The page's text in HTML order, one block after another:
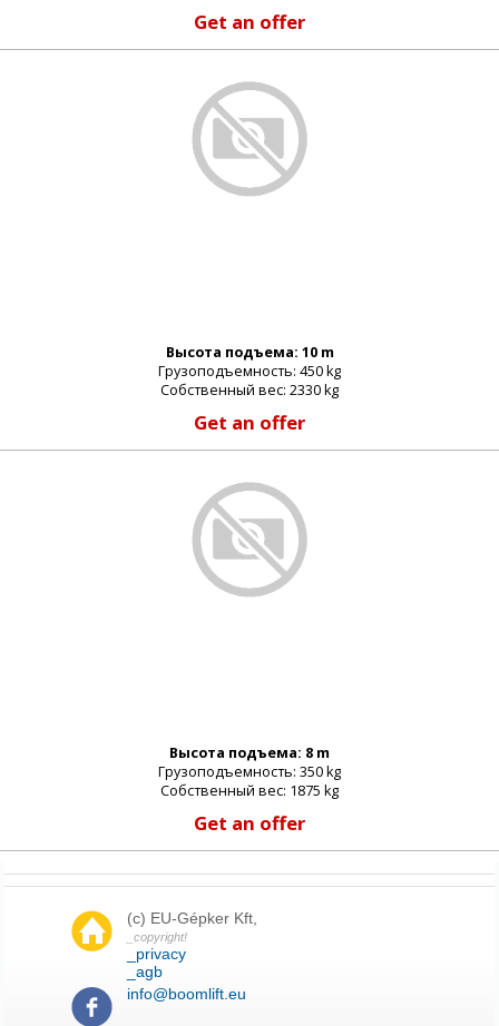
Get an offer
Высота подъема: 10 m
Грузоподъемность: 450 kg
Собственный вес: 2330 kg
Get an offer
Высота подъема: 8 m
Грузоподъемность: 350 kg
Собственный вес: 1875 kg
Get an offer
(c) EU-Gépker Kft,
_copyright!
_privacy
_agb
info@boomlift.eu